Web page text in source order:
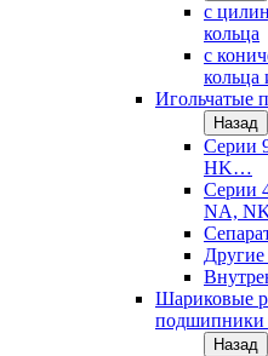
с
кольца
с
кольца
Игольчатые
Назад
HK…
Серии
NA,
Другие
Шариковые
подшипники
Назад